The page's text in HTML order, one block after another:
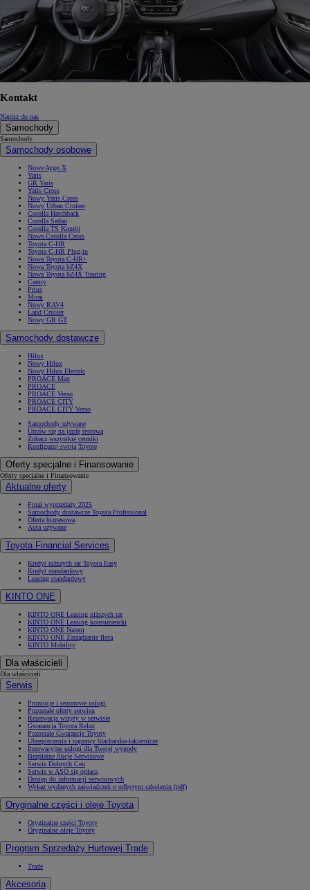
Kontakt
Napisz do nas
Samochody
Samochody
Samochody osobowe
Nowe Aygo X
Yaris
GR Yaris
Yaris Cross
Nowy Yaris Cross
Nowy Urban Cruiser
Corolla Hatchback
Corolla Sedan
Corolla TS Kombi
Nowa Corolla Cross
Toyota C-HR
Toyota C-HR Plug-in
Nowa Toyota C-HR+
Nowa Toyota bZ4X
Nowa Toyota bZ4X Touring
Camry
Prius
Mirai
Nowy RAV4
Land Cruiser
Nowy GR GT
Samochody dostawcze
Hilux
Nowy Hilux
Nowy Hilux Electric
PROACE Max
PROACE
PROACE Verso
PROACE CITY
PROACE CITY Verso
Samochody używane
Umów się na jazdę testową
Zobacz wszystkie cenniki
Konfiguruj swoją Toyotę
Oferty specjalne i Finansowanie
Oferty specjalne i Finansowanie
Aktualne oferty
Finał wyprzedaży 2025
Samochody dostawcze Toyota Professional
Oferta biznesowa
Auta używane
Toyota Financial Services
Kredyt niższych rat Toyota Easy
Kredyt standardowy
Leasing standardowy
KINTO ONE
KINTO ONE Leasing niższych rat
KINTO ONE Leasing konsumencki
KINTO ONE Najem
KINTO ONE Zarządzanie flotą
KINTO Mobility
Dla właścicieli
Dla właścicieli
Serwis
Promocje i sezonowe usługi
Pozostałe oferty serwisu
Rezerwacja wizyty w serwisie
Gwarancja Toyota Relax
Pozostałe Gwarancje Toyoty
Ubezpieczenia i naprawy blacharsko-lakiernicze
Innowacyjne usługi dla Twojej wygody
Bezpłatne Akcje Serwisowe
Serwis Dobrych Cen
Serwis w ASO się opłaca
Dostęp do informacji serwisowych
Wykaz wydanych zaświadczeń o odbytym szkoleniu (pdf)
Oryginalne części i oleje Toyota
Oryginalne części Toyoty
Oryginalne oleje Toyoty
Program Sprzedaży Hurtowej Trade
Trade
Akcesoria